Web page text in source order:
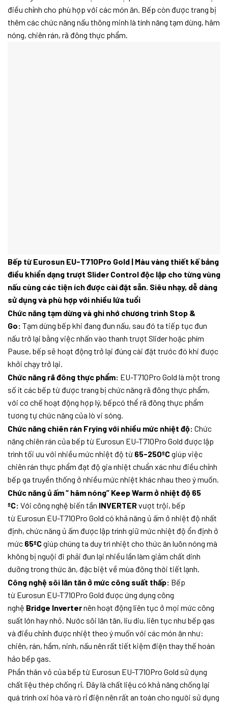
điều chỉnh cho phù hợp với các món ăn. Bếp còn được trang bị
thêm các chức năng nấu thông minh là tính năng tạm dừng, hâm
nóng, chiên rán, rã đông thực phẩm.
Bếp từ Eurosun EU-T710Pro Gold | Màu vàng thiết kế bảng
điều khiển dạng trượt Slider Control độc lập cho từng vùng
nấu cùng các tiện ích được cài đặt sẵn. Siêu nhạy, dễ dàng
sử dụng và phù hợp với nhiều lứa tuổi
Chức năng tạm dừng và ghi nhớ chương trình Stop &
Go: Tạm dừng bếp khi đang đun nấu, sau đó ta tiếp tục đun
nấu trở lại bằng việc nhấn vào thanh trượt Slider hoặc phím
Pause, bếp sẽ hoạt động trở lại đúng cài đặt trước đó khi được
khởi chạy trở lại.
Chức năng rã đông thực phẩm: EU-T710Pro Gold là một trong
số ít các bếp từ được trang bị chức năng rã đông thực phẩm,
với cơ chế hoạt động hợp lý, bếpcó thể rã đông thực phẩm
tương tự chức năng của lò vi sóng.
Chức năng chiên rán Frying với nhiều mức nhiệt độ: Chức
năng chiên rán của bếp từ Eurosun EU-T710Pro Gold được lập
trình tối ưu với nhiều mức nhiệt độ từ 65-250ºCgiúp việc
chiên rán thực phẩm đạt độ gia nhiệt chuẩn xác như điều chỉnh
bếp ga truyền thống ở nhiều mức nhiệt khác nhau theo ý muốn.
Chức năng ủ ấm “ hâm nóng” Keep Warm ở nhiệt độ 65
ºC: Với công nghệ biến tần INVERTERvượt trội, bếp
từ Eurosun EU-T710Pro Gold có khả năng ủ ấm ở nhiệt độ nhất
định, chức năng ủ ấm được lập trình giữ mức nhiệt độ ổn định ở
mức 65ºCgiúp chúng ta duy trì nhiệt cho thức ăn luôn nóng mà
không bị nguội đi phải đun lại nhiều lần làm giảm chất dinh
dưỡng trong thức ăn, đặc biệt về mùa đông thời tiết lạnh.
Công nghệ sôi lăn tăn ở mức công suất thấp: Bếp
từ Eurosun EU-T710Pro Gold được ứng dụng công
nghệ Bridge Inverternên hoạt động liên tục ở mọi mức công
suất lớn hay nhỏ. Nước sôi lăn tăn, liu diu, liên tục như bếp gas
và điều chỉnh được nhiệt theo ý muốn với các món ăn như:
chiên, rán, hầm, ninh, nấu nên rất tiết kiệm điện thay thế hoàn
hảo bếp gas.
Phần thân vỏ của bếp từ Eurosun EU-T710Pro Gold sử dụng
chất liệu thép chống rỉ. Đây là chất liệu có khả năng chống lại
quá trình oxi hóa và rò rỉ điện nên rất an toàn cho người sử dụng